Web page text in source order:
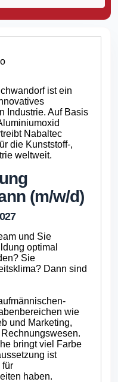
ist ein
Industrie. Auf Basis
Nabaltec
die Kunststoff-,
weltweit.
(m/w/d)
und Sie
optimal
Sie
Dann sind
wie
und Marketing,
bringt viel Farbe
ist
für
haben.